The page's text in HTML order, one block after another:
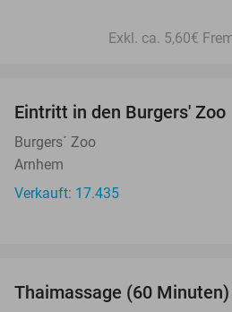
Exkl. ca. 5,60€
Eintritt in den Burgers' Zoo
Burgers´ Zoo
Arnhem
Verkauft: 17.435
Thaimassage (60